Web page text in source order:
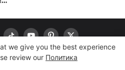
we give you the best experience
review our Политика